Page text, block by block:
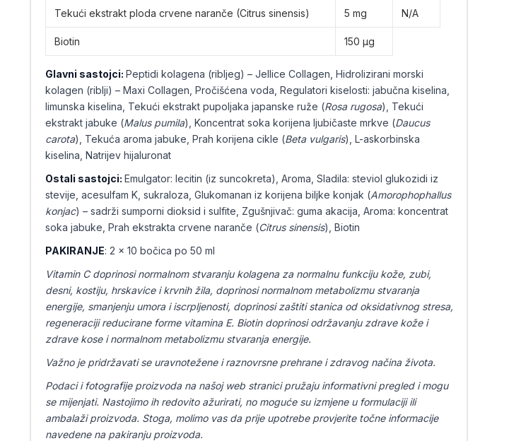
Tekući ekstrakt ploda crvene naranče (Citrus sinensis) 5 mg N/A
Biotin 150 μg
Glavni sastojci: Peptidi kolagena (ribljeg) – Jellice Collagen, Hidrolizirani morski
kolagen (riblji) – Maxi Collagen, Pročišćena voda, Regulatori kiselosti: jabučna kiselina,
limunska kiselina, Tekući ekstrakt pupoljaka japanske ruže (Rosa rugosa), Tekući
ekstrakt jabuke (Malus pumila), Koncentrat soka korijena ljubičaste mrkve (Daucus
carota), Tekuća aroma jabuke, Prah korijena cikle (Beta vulgaris), L-askorbinska
kiselina, Natrijev hijaluronat
Ostali sastojci: Emulgator: lecitin (iz suncokreta), Aroma, Sladila: steviol glukozidi iz
stevije, acesulfam K, sukraloza, Glukomanan iz korijena biljke konjak (Amorophophallus
konjac) – sadrži sumporni dioksid i sulfite, Zgušnjivač: guma akacija, Aroma: koncentrat
soka jabuke, Prah ekstrakta crvene naranče (Citrus sinensis), Biotin
PAKIRANJE: 2 x 10 bočica po 50 ml
Vitamin C doprinosi normalnom stvaranju kolagena za normalnu funkciju kože, zubi,
desni, kostiju, hrskavice i krvnih žila, doprinosi normalnom metabolizmu stvaranja
energije, smanjenju umora i iscrpljenosti, doprinosi zaštiti stanica od oksidativnog stresa,
regeneraciji reducirane forme vitamina E. Biotin doprinosi održavanju zdrave kože i
zdrave kose i normalnom metabolizmu stvaranja energije.
Važno je pridržavati se uravnotežene i raznovrsne prehrane i zdravog načina života.
Podaci i fotografije proizvoda na našoj web stranici pružaju informativni pregled i mogu
se mijenjati. Nastojimo ih redovito ažurirati, no moguće su izmjene u formulaciji ili
ambalaži proizvoda. Stoga, molimo vas da prije upotrebe provjerite točne informacije
navedene na pakiranju proizvoda.